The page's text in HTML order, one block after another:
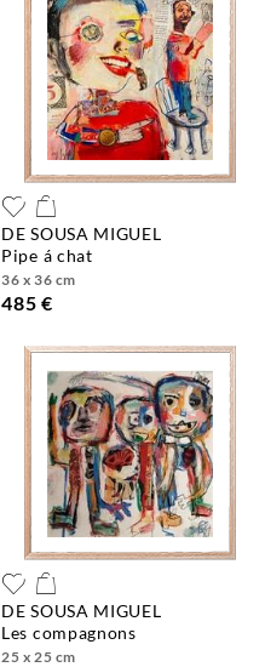
DE SOUSA MIGUEL
pipe á chat
36 x 36 cm
485 €
DE SOUSA MIGUEL
les compagnons
25 x 25 cm